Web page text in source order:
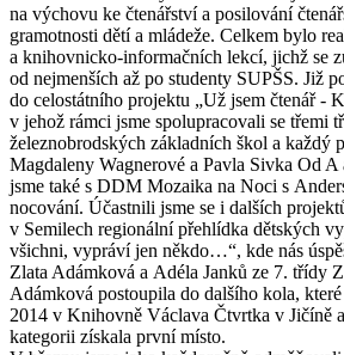
na výchovu ke čtenářství a posilování
gramotnosti dětí a mládeže. Celkem bylo
a knihovnicko-informačních lekcí, jichž se
od nejmenších až po studenty SUPŠS. Již
do celostátního projektu „Už jsem čtenář -
v jehož rámci jsme spolupracovali se třemi
železnobrodských základních škol a každý
Magdaleny Wagnerové a Pavla Sivka Od
jsme také s DDM Mozaika na Noci s
nocování. Účastnili jsme se i dalších
v Semilech regionální přehlídka dětských
všichni, vypráví jen někdo…“, kde nás
Zlata Adámková a Adéla Janků ze 7. třídy
Adámková postoupila do dalšího kola,
2014 v Knihovně Václava Čtvrtka v Jičíně
kategorii získala první místo.